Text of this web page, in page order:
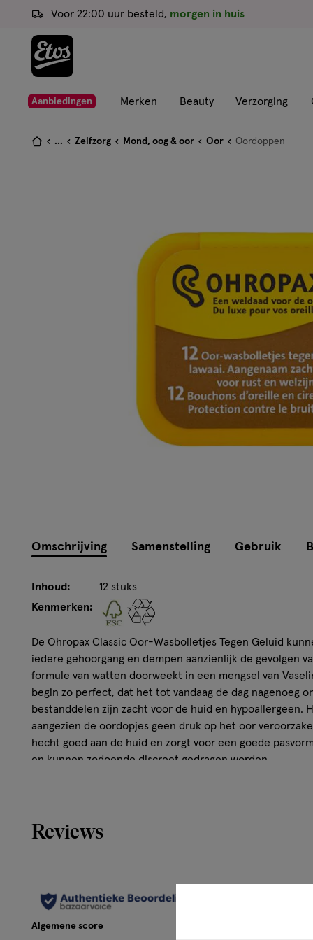
ga
de
hoofd
ga
de
Voor 22:00 uur besteld, morgen in huis
Aanbiedingen Merken Beauty Verzorging
Je
... Zelfzorg Mond, oog & oor Oor Oordoppen
Omschrijving Samenstelling Gebruik
Inhoud:
12 stuks
Kenmerken:
De Ohropax Classic Oor-Wasbolletjes Tegen Geluid
iedere gehoorgang en dempen aanzienlijk de gevolgen
formule van watten doorweekt in een mengsel van
begin zo perfect, dat het tot vandaag de dag nagenoeg
bestanddelen zijn zacht voor de huid en hypoallergeen.
aangezien de oordopjes geen druk op het oor
hecht goed aan de huid en zorgt voor een goede
en kunnen zodoende discreet gedragen worden.
Reviews
Algemene score